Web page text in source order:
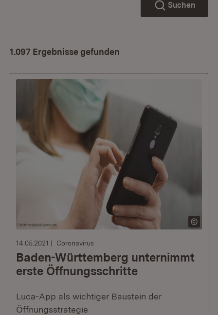
Suchen
1.097 Ergebnisse gefunden
14.05.2021 Coronavirus
Baden-Württemberg unternimmt
erste Öffnungsschritte
Luca-App als wichtiger Baustein der
Öffnungsstrategie